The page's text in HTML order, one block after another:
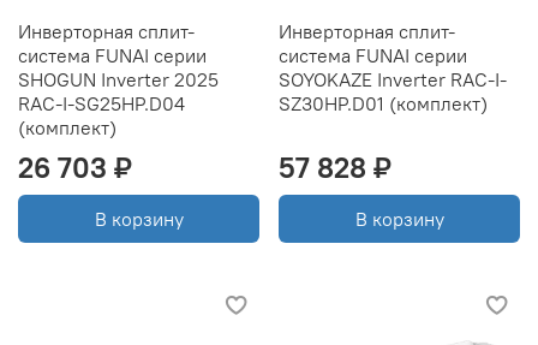
Инверторная сплит-
система FUNAI серии
SHOGUN Inverter 2025
RAC-I-SG25HP.D04
(комплект)
26 703 ₽
В корзину
Инверторная сплит-
система FUNAI серии
SOYOKAZE Inverter RAC-I-
SZ30HP.D01 (комплект)
57 828 ₽
В корзину